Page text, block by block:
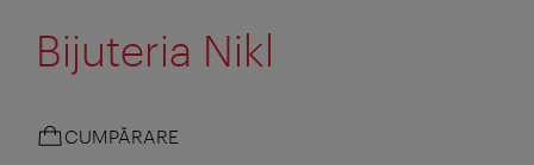
Bijuteria Nikl
CUMPĂRARE